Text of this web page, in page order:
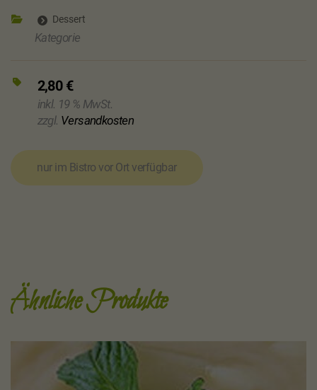
Dessert
Kategorie
2,80 €
inkl. 19 % MwSt.
zzgl. Versandkosten
nur im Bistro vor Ort verfügbar
Ähnliche Produkte